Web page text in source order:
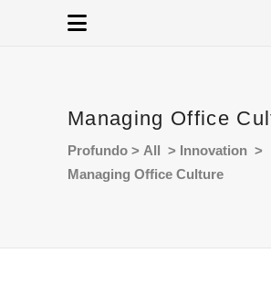
Managing Office
Profundo > All > Innovation >
Managing Office Culture